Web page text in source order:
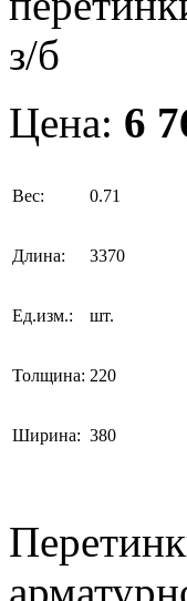
Цена: 6
Вес: 0.71
Длина: 3370
Ед.изм.: шт.
Толщина: 220
Ширина: 380